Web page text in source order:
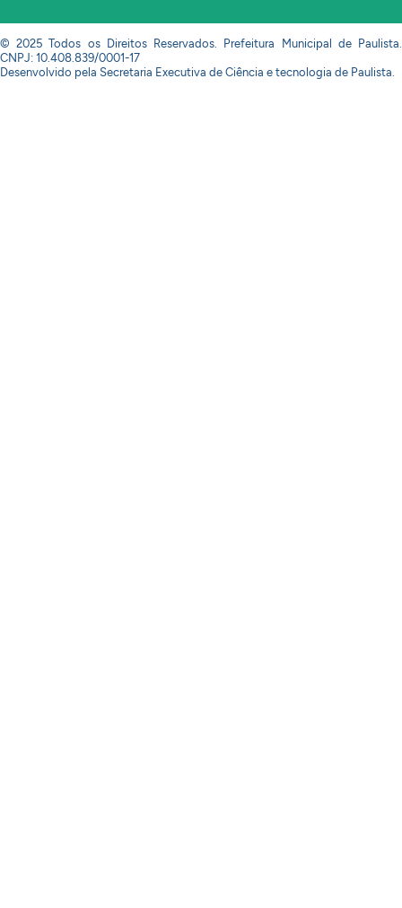
© 2025 Todos os Direitos Reservados. Prefeitura Municipal de Paulista.
CNPJ: 10.408.839/0001-17
Desenvolvido pela Secretaria Executiva de Ciência e tecnologia de Paulista.